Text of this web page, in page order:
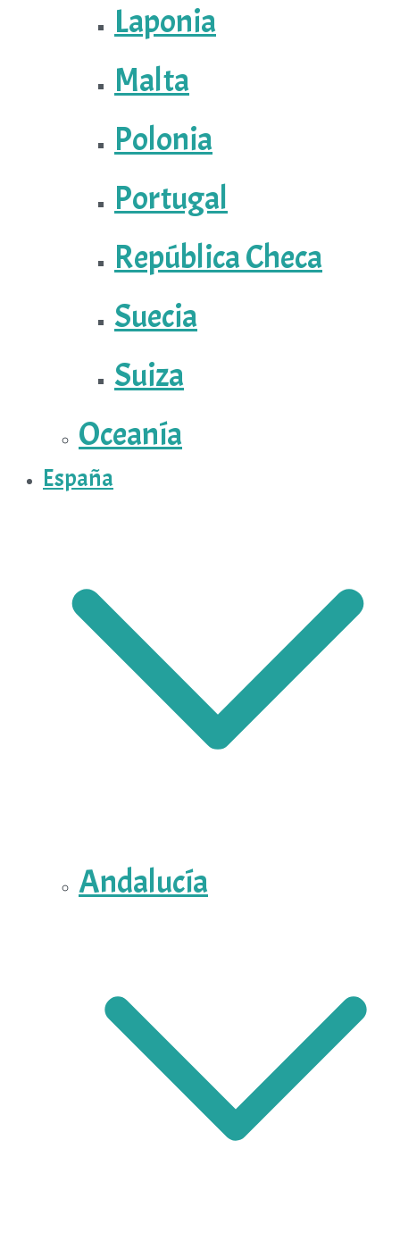
Laponia
Malta
Polonia
Portugal
República Checa
Suecia
Suiza
Oceanía
España
Andalucía